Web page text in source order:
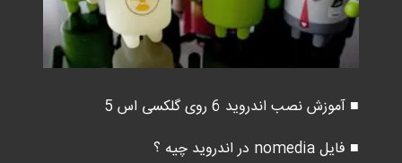
■ آموزش نصب اندروید 6 روی گلکسی اس 5
■ فایل nomedia در اندروید چیه ؟